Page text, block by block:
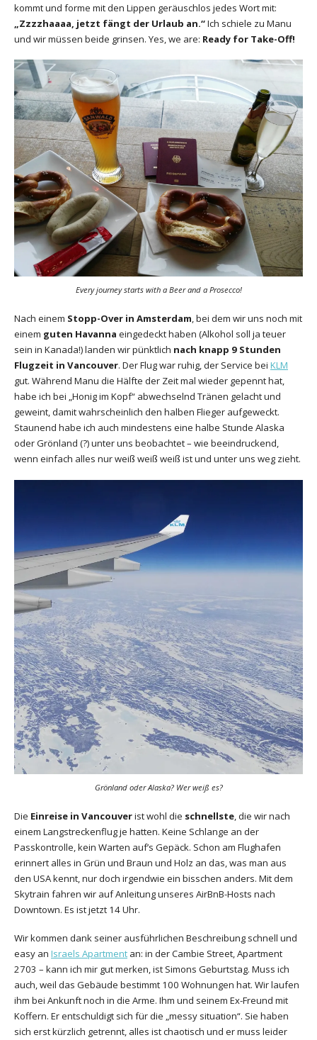
kommt und forme mit den Lippen geräuschlos jedes Wort mit:
„Zzzzhaaaa, jetzt fängt der Urlaub an.“Ich schiele zu Manu
und wir müssen beide grinsen. Yes, we are: Ready for Take-Off!
Every journey starts with a Beer and a Prosecco!
Nach einem Stopp-Over in Amsterdam, bei dem wir uns noch mit
einem guten Havanna eingedeckt haben (Alkohol soll ja teuer
sein in Kanada!) landen wir pünktlich nach knapp 9 Stunden
Flugzeit in Vancouver. Der Flug war ruhig, der Service bei KLM
gut. Während Manu die Hälfte der Zeit mal wieder gepennt hat,
habe ich bei „Honig im Kopf“ abwechselnd Tränen gelacht und
geweint, damit wahrscheinlich den halben Flieger aufgeweckt.
Staunend habe ich auch mindestens eine halbe Stunde Alaska
oder Grönland (?) unter uns beobachtet – wie beeindruckend,
wenn einfach alles nur weiß weiß weiß ist und unter uns weg zieht.
Grönland oder Alaska? Wer weiß es?
Die Einreise in Vancouverist wohl die schnellste , die wir nach
einem Langstreckenflug je hatten. Keine Schlange an der
Passkontrolle, kein Warten auf’s Gepäck. Schon am Flughafen
erinnert alles in Grün und Braun und Holz an das, was man aus
den USA kennt, nur doch irgendwie ein bisschen anders. Mit dem
Skytrain fahren wir auf Anleitung unseres AirBnB-Hosts nach
Downtown. Es ist jetzt 14 Uhr.
Wir kommen dank seiner ausführlichen Beschreibung schnell und
easy an Israels Apartment an: in der Cambie Street, Apartment
2703 – kann ich mir gut merken, ist Simons Geburtstag. Muss ich
auch, weil das Gebäude bestimmt 100 Wohnungen hat. Wir laufen
ihm bei Ankunft noch in die Arme. Ihm und seinem Ex-Freund mit
Koffern. Er entschuldigt sich für die „messy situation“. Sie haben
sich erst kürzlich getrennt, alles ist chaotisch und er muss leider